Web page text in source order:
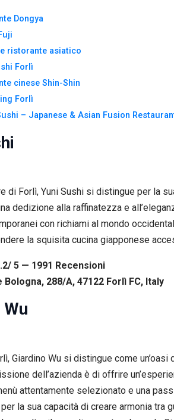
Dongya
ristorante asiatico
Forlì
cinese Shin-Shin
Forlì
– Japanese & Asian Fusion
di Forlì, Yuni Sushi si distingue per la
dedizione alla raffinatezza e
con richiami al mondo
la squisita cucina giapponese
5 — 1991 Recensioni
Bologna, 288/A, 47122 Forlì FC, Italy
Giardino Wu si distingue come
dell’azienda è di offrire
attentamente selezionato e una
la sua capacità di creare armonia tra